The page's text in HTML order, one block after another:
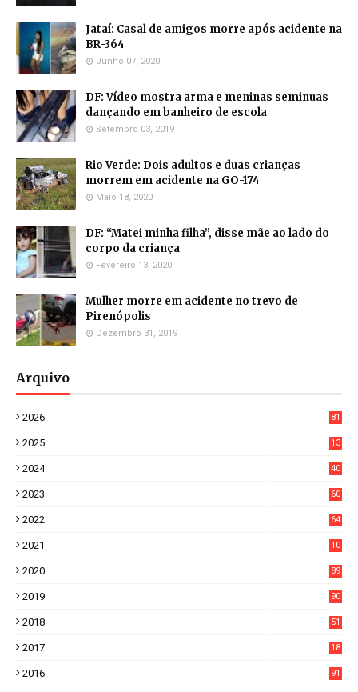
Jataí: Casal de amigos morre após acidente na
BR-364
Junho 07, 2020
DF: Vídeo mostra arma e meninas seminuas
dançando em banheiro de escola
Setembro 03, 2019
Rio Verde: Dois adultos e duas crianças
morrem em acidente na GO-174
Maio 18, 2020
DF: “Matei minha filha”, disse mãe ao lado do
corpo da criança
Fevereiro 13, 2020
Mulher morre em acidente no trevo de
Pirenópolis
Dezembro 31, 2019
Arquivo
2026
81
2025
13
2024
40
2023
60
2022
64
2021
10
2020
89
2019
90
2018
51
2017
18
2016 91